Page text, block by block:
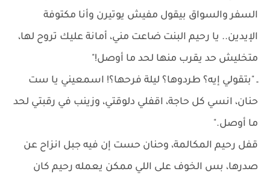
السفر والسواق بيقول مفيش يوتيرن وأنا مكتوفة
الإيدين.. يا رحيم البنت ضاعت مني، أمانة عليك تروح لها،
متخليش حد يقرب منها لحد ما أوصل!"
ـ "بتقولي إيه؟ طردوها؟ ليلة فرحها؟! اسمعيني يا ست
حنان، انسي كل حاجة، اقفلي دلوقتي، وزينب في رقبتي لحد
ما أوصل."
قفل رحيم المكالمة، وحنان حست إن فيه جبل انزاح عن
صدرها، بس الخوف على اللي ممكن يعمله رحيم كان